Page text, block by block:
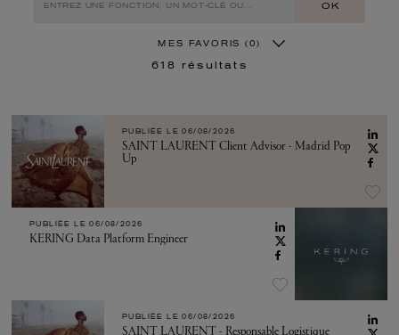
OK
MES FAVORIS (0)
618 résultats
PUBLIÉE LE 06/08/2026
SAINT LAURENT Client Advisor - Madrid Pop
Up
PUBLIÉE LE 06/08/2026
KERING Data Platform Engineer
PUBLIÉE LE 06/08/2026
SAINT LAURENT - Responsable Logistique